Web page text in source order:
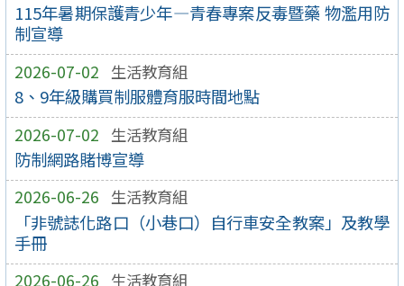
115年暑期保護青少年—青春專案反毒暨藥 物濫用防
制宣導
2026-07-02 生活教育組
8、9年級購買制服體育服時間地點
2026-07-02 生活教育組
防制網路賭博宣導
2026-06-26 生活教育組
「非號誌化路口（小巷口）自行車安全教案」及教學
手冊
2026-06-26 生活教育組